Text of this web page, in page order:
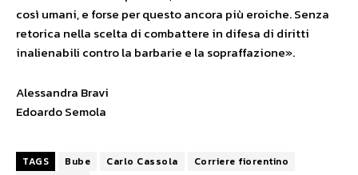
così umani, e forse per questo ancora più eroiche. Senza
retorica nella scelta di combattere in difesa di diritti
inalienabili contro la barbarie e la sopraffazione».
Alessandra Bravi
Edoardo Semola
TAGS Bube Carlo Cassola
Corriere fiorentino